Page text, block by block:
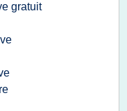
gratuit